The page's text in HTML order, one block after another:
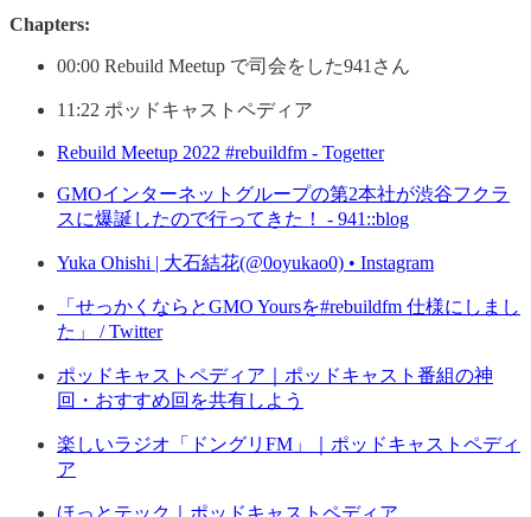
Chapters:
00:00 Rebuild Meetup で司会をした941さん
11:22 ポッドキャストペディア
Rebuild Meetup 2022 #rebuildfm - Togetter
GMOインターネットグループの第2本社が渋谷フクラ
スに爆誕したので行ってきた！ - 941::blog
Yuka Ohishi | 大石結花(@0oyukao0) • Instagram
「せっかくならとGMO Yoursを#rebuildfm 仕様にしまし
た」 / Twitter
ポッドキャストペディア｜ポッドキャスト番組の神
回・おすすめ回を共有しよう
楽しいラジオ「ドングリFM」｜ポッドキャストペディ
ア
ほっとテック｜ポッドキャストペディア